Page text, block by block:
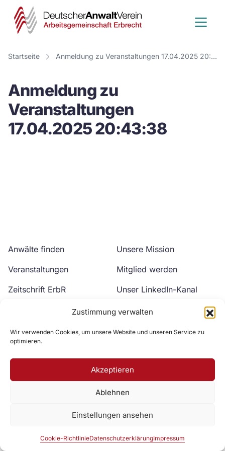
Zustimmung verwalten
Wir verwenden Cookies, um unsere Website und unseren Service zu
optimieren.
Akzeptieren
Ablehnen
Einstellungen ansehen
Cookie-RichtlinieDatenschutzerklärungImpressum
Deutscher
Anwalt
Verein
Startseite Anmeldung zu Veranstaltungen 17.04.2025 20:43:38
Anmeldung zu
Veranstaltungen
17.04.2025 20:43:38
Anwälte finden
Veranstaltungen
Zeitschrift ErbR
Unsere Mission
Mitglied werden
Unser LinkedIn-Kanal
Unser YouTube-Kanal
Zur DAV Webseite